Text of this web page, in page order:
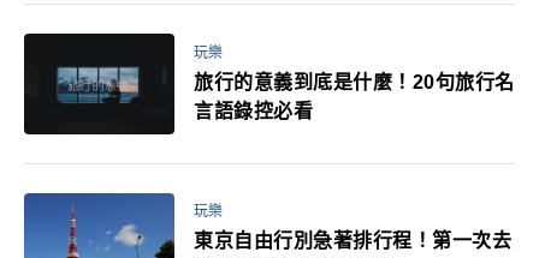
玩樂
旅行的意義到底是什麼！20句旅行名
言語錄控必看
玩樂
東京自由行別急著排行程！第一次去